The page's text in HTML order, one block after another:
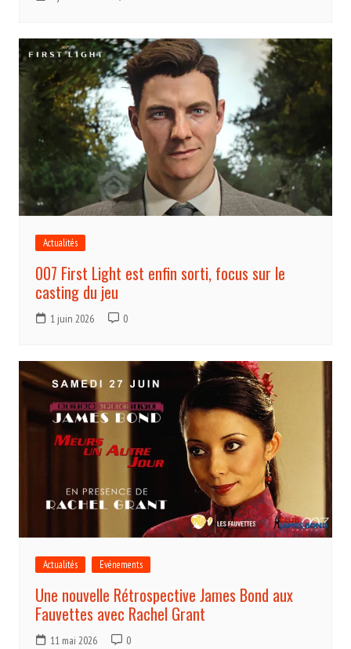
Actualités
007 First Light est enfin sorti, focus sur le
casting du jeu
1 juin 2026 0
Actualités Evénements
Une nouvelle Rétrospective James Bond aux
Fauvettes avec Rachel Grant
11 mai 2026 0